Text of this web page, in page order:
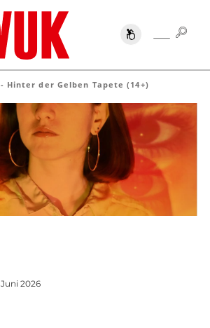
NAVIGATION SUCHE
- Hinter der Gelben Tapete (14+)
2026